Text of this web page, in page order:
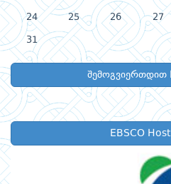
24 25 26 27
31
შემოგვიერთდით
EBSCO